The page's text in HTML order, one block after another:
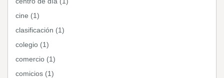
cine (1)
clasificación (1)
colegio (1)
comercio (1)
comicios (1)